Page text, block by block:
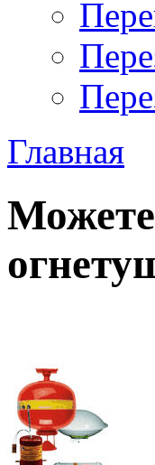
Главная